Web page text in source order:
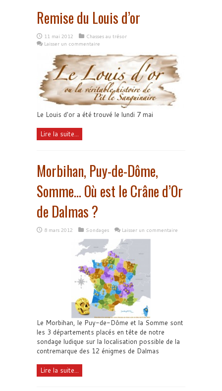
Remise du Louis d’or
11 mai 2012
Chasses au trésor
Laisser un commentaire
Le Louis d'or a été trouvé le lundi 7 mai
Lire la suite...
Morbihan, Puy-de-Dôme,
Somme… Où est le Crâne d’Or
de Dalmas ?
8 mars 2012 Sondages Laisser un commentaire
Le Morbihan, le Puy-de-Dôme et la Somme sont
les 3 départements placés en tête de notre
sondage ludique sur la localisation possible de la
contremarque des 12 énigmes de Dalmas
Lire la suite...